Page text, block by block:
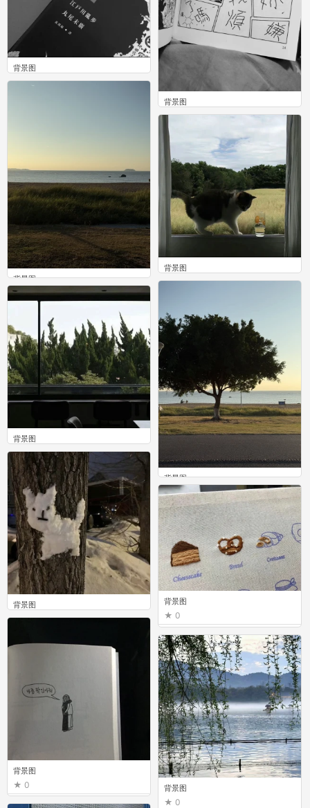
背景图
0
背景图
0
背景图
0
背景图
0
背景图
0
背景图
0
背景图
0
背景图
0
背景图
0
背景图
0